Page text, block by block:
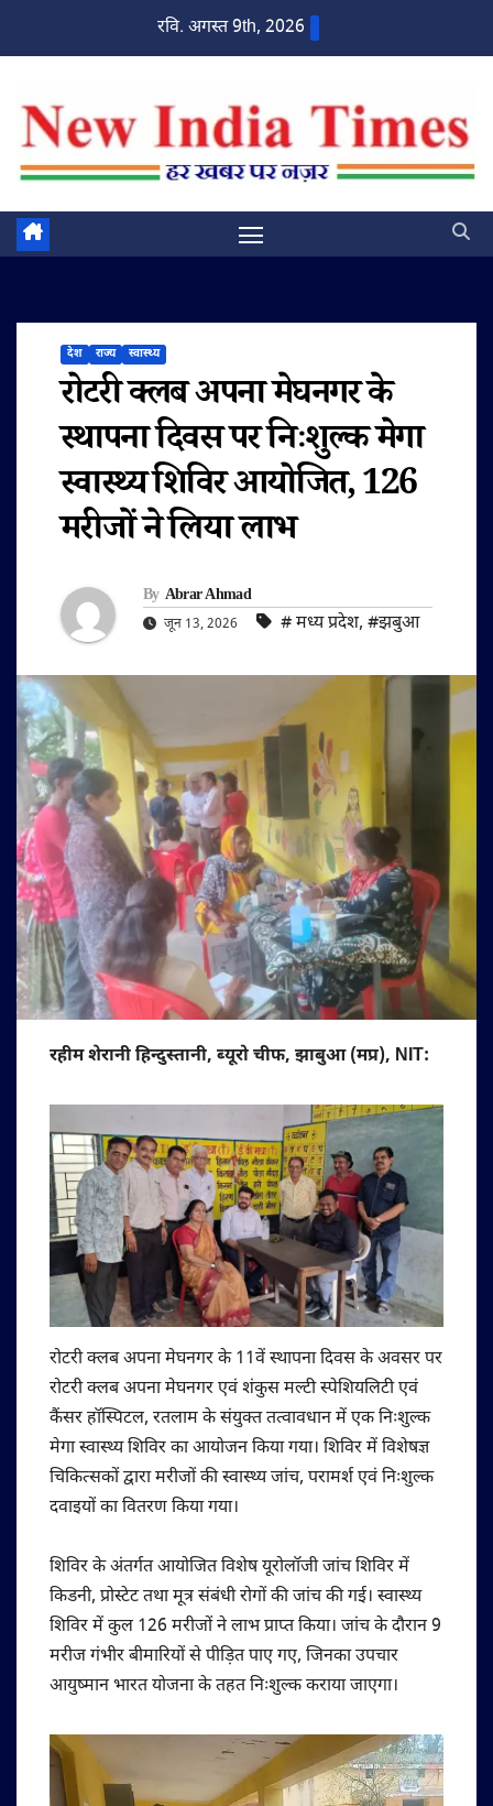
रवि. अगस्त 9th, 2026
देश राज्य स्वास्थ्य
रोटरी क्लब अपना मेघनगर के
स्थापना दिवस पर निःशुल्क मेगा
स्वास्थ्य शिविर आयोजित, 126
मरीजों ने लिया लाभ
By Abrar Ahmad
जून 13, 2026 #‌ मध्य प्रदेश, #झबुआ
रहीम शेरानी हिन्दुस्तानी, ब्यूरो चीफ, झाबुआ (मप्र), NIT:
रोटरी क्लब अपना मेघनगर के 11वें स्थापना दिवस के अवसर पर
रोटरी क्लब अपना मेघनगर एवं शंकुस मल्टी स्पेशियलिटी एवं
कैंसर हॉस्पिटल, रतलाम के संयुक्त तत्वावधान में एक निःशुल्क
मेगा स्वास्थ्य शिविर का आयोजन किया गया। शिविर में विशेषज्ञ
चिकित्सकों द्वारा मरीजों की स्वास्थ्य जांच, परामर्श एवं निःशुल्क
दवाइयों का वितरण किया गया।
शिविर के अंतर्गत आयोजित विशेष यूरोलॉजी जांच शिविर में
किडनी, प्रोस्टेट तथा मूत्र संबंधी रोगों की जांच की गई। स्वास्थ्य
शिविर में कुल 126 मरीजों ने लाभ प्राप्त किया। जांच के दौरान 9
मरीज गंभीर बीमारियों से पीड़ित पाए गए, जिनका उपचार
आयुष्मान भारत योजना के तहत निःशुल्क कराया जाएगा।